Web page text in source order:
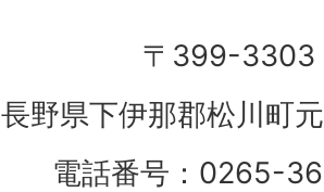
〒399-3303
長野県下伊那郡松川町
電話番号：0265-